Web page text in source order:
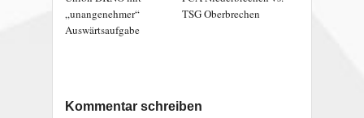
„unangenehmer“
Auswärtsaufgabe
TSG Oberbrechen
Kommentar schreiben